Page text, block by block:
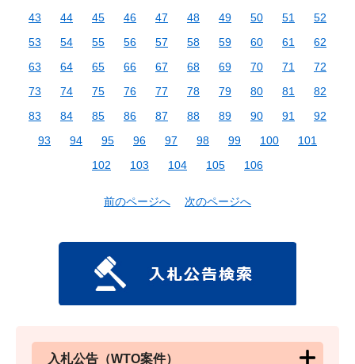
43
44 45 46 47 48 49 50 51
52
53
54 55 56 57 58 59 60 61
62
63
64 65 66 67 68 69 70 71
72
73
74 75 76 77 78 79 80 81
82
83
84 85 86 87 88 89 90 91
92
93
94 95 96 97 98 99 100
101
102
103 104 105 106
前のページへ 次のページへ
入札公告（WTO案件）